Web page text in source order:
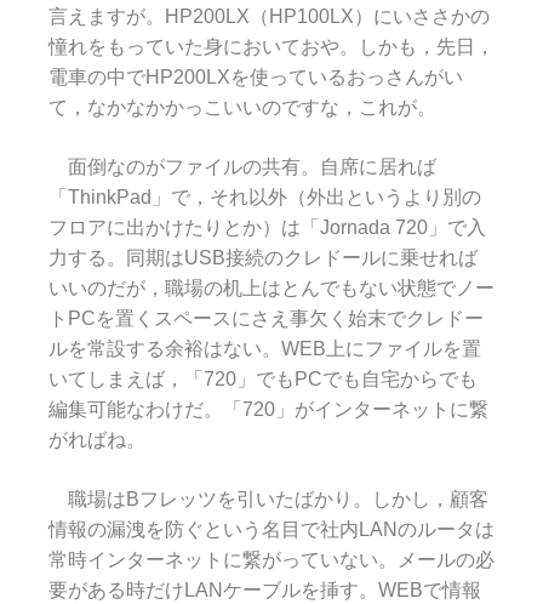
言えますが。HP200LX（HP100LX）にいささかの
憧れをもっていた身においておや。しかも，先日，
電車の中でHP200LXを使っているおっさんがい
て，なかなかかっこいいのですな，これが。
面倒なのがファイルの共有。自席に居れば
「ThinkPad」で，それ以外（外出というより別の
フロアに出かけたりとか）は「Jornada 720」で入
力する。同期はUSB接続のクレドールに乗せれば
いいのだが，職場の机上はとんでもない状態でノー
トPCを置くスペースにさえ事欠く始末でクレドー
ルを常設する余裕はない。WEB上にファイルを置
いてしまえば，「720」でもPCでも自宅からでも
編集可能なわけだ。「720」がインターネットに繋
がればね。
職場はBフレッツを引いたばかり。しかし，顧客
情報の漏洩を防ぐという名目で社内LANのルータは
常時インターネットに繋がっていない。メールの必
要がある時だけLANケーブルを挿す。WEBで情報